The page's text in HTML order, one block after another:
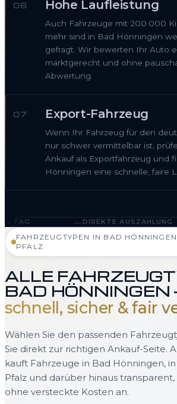
06 Hohe Laufleistung
Auch Fahrzeuge mit 200.000
mehr sind in Bad Hönningen
gefragt. Wir bewerten Ihr Auto
marktgerecht und ohne
Abwertung.
07 Export-Fahrzeug
Wenn Ihr Fahrzeug für den
nur schwer vermittelbar ist,
Ankauf als Exportfahrzeug und
Hönningen eine schnelle, faire
DIREKTE AUSZAHLUNG —
FAHRZEUGTYPEN IN BAD
PFALZ
ALLE
BAD HÖNNINGEN
schnell, sicher & fair
Wählen Sie den passenden
Sie direkt zur richtigen Ankauf-Seite.
kauft Fahrzeuge in Bad Hönningen,
Pfalz und darüber hinaus transparent,
ohne versteckte Kosten an.